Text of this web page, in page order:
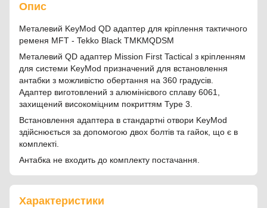
Опис
Металевий KeyMod QD адаптер для кріплення тактичного
ременя MFT - Tekko Black TMKMQDSM
Металевий QD адаптер Mission First Tactical з кріпленням
для системи KeyMod призначений для встановлення
антабки з можливістю обертання на 360 градусів.
Адаптер виготовлений з алюмінієвого сплаву 6061,
захищений високоміцним покриттям Type 3.
Встановлення адаптера в стандартні отвори KeyMod
здійснюється за допомогою двох болтів та гайок, що є в
комплекті.
Антабка не входить до комплекту постачання.
Характеристики